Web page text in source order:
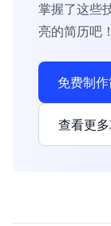
掌握了这些
亮的简历吧！
免费制
查看更